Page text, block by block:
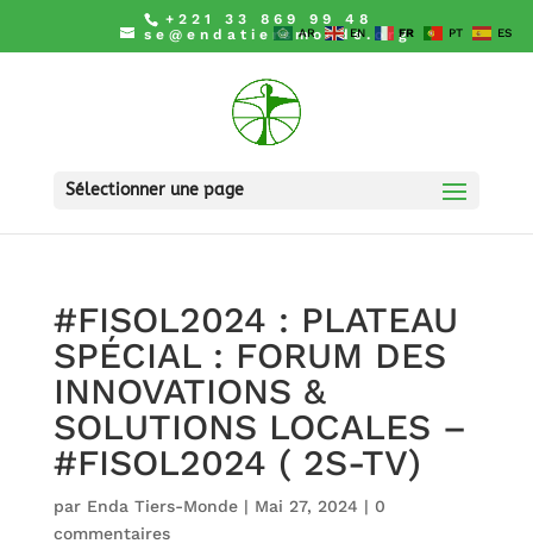
+221 33 869 99 48
se@endatiersmonde.org
Sélectionner une page
#FISOL2024 : PLATEAU
SPÉCIAL : FORUM DES
INNOVATIONS &
SOLUTIONS LOCALES –
#FISOL2024 ( 2S-TV)
par Enda Tiers-Monde| Mai 27, 2024 | 0
commentaires
AR EN FR PT ES